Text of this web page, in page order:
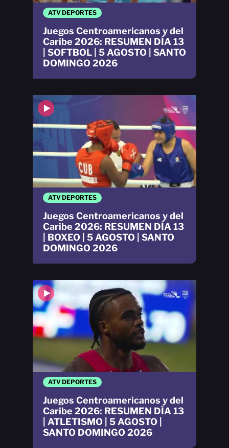
ATV DEPORTES
Juegos Centroamericanos y del
Caribe 2026: RESUMEN DÍA 13
| ATLETISMO | 5 AGOSTO |
SANTO DOMINGO 2026
ATV DEPORTES
Juegos Centroamericanos y del
Caribe 2026: RESUMEN DÍA 13
| BOXEO | 5 AGOSTO | SANTO
DOMINGO 2026
ATV DEPORTES
Juegos Centroamericanos y del
Caribe 2026: RESUMEN DÍA 13
| SOFTBOL | 5 AGOSTO | SANTO
DOMINGO 2026